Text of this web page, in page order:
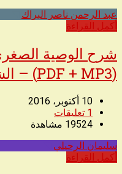
عبد الرحمن ناصر البراك
أكمل القراءة
شرح الوصية
(PDF + MP3) – الشيخ سليمان الرحيلي
10 أكتوبر، 2016
1 تعليقات
19524 مشاهدة
سليمان الرحيلي
أكمل القراءة